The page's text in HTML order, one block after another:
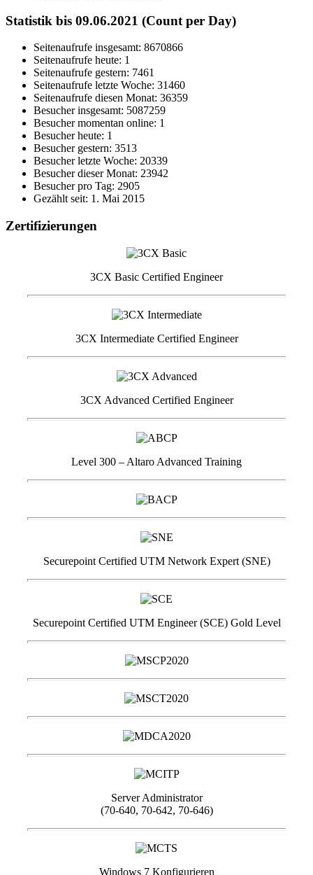
Statistik bis 09.06.2021 (Count per Day)
Seitenaufrufe insgesamt: 8670866
Seitenaufrufe heute: 1
Seitenaufrufe gestern: 7461
Seitenaufrufe letzte Woche: 31460
Seitenaufrufe diesen Monat: 36359
Besucher insgesamt: 5087259
Besucher momentan online: 1
Besucher heute: 1
Besucher gestern: 3513
Besucher letzte Woche: 20339
Besucher dieser Monat: 23942
Besucher pro Tag: 2905
Gezählt seit: 1. Mai 2015
Zertifizierungen
3CX Basic Certified Engineer
3CX Intermediate Certified Engineer
3CX Advanced Certified Engineer
Level 300 – Altaro Advanced Training
Securepoint Certified UTM Network Expert (SNE)
Securepoint Certified UTM Engineer (SCE) Gold Level
Server Administrator
(70-640, 70-642, 70-646)
Windows 7 Konfigurieren